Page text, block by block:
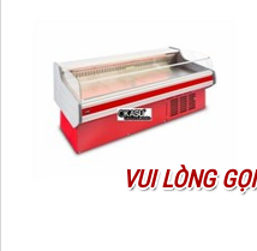
VUI LÒNG GỌI